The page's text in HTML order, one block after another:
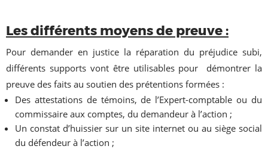
Les différents moyens de preuve :
Pour demander en justice la réparation du préjudice subi,
différents supports vont être utilisables pour démontrer la
preuve des faits au soutien des prétentions formées :
Des attestations de témoins, de l’Expert-comptable ou du
commissaire aux comptes, du demandeur à l’action ;
Un constat d’huissier sur un site internet ou au siège social
du défendeur à l’action ;